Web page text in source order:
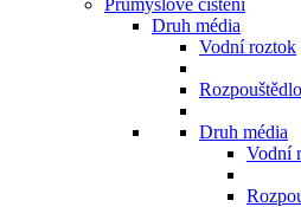
Průmyslové čištění
Druh média
Vodní roztok
Rozpouštědlo
Druh média
Vodní